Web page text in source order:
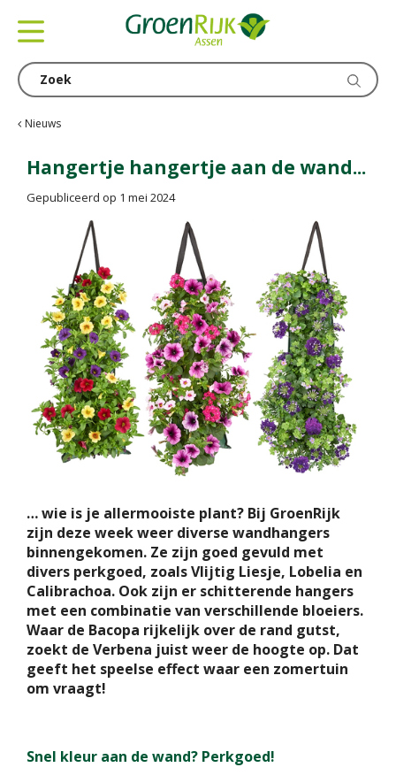
Nieuws
Hangertje hangertje aan de wand...
Gepubliceerd op 1 mei 2024
… wie is je allermooiste plant? Bij GroenRijk
zijn deze week weer diverse wandhangers
binnengekomen. Ze zijn goed gevuld met
divers perkgoed, zoals Vlijtig Liesje, Lobelia en
Calibrachoa. Ook zijn er schitterende hangers
met een combinatie van verschillende bloeiers.
Waar de Bacopa rijkelijk over de rand gutst,
zoekt de Verbena juist weer de hoogte op. Dat
geeft het speelse effect waar een zomertuin
om vraagt!
Snel kleur aan de wand? Perkgoed!